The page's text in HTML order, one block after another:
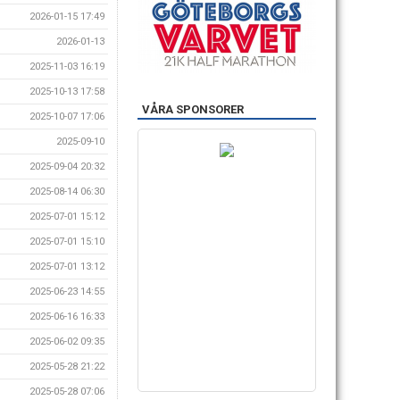
2026-01-15 17:49
2026-01-13
2025-11-03 16:19
2025-10-13 17:58
2025-10-07 17:06
2025-09-10
2025-09-04 20:32
2025-08-14 06:30
2025-07-01 15:12
2025-07-01 15:10
2025-07-01 13:12
2025-06-23 14:55
2025-06-16 16:33
2025-06-02 09:35
2025-05-28 21:22
2025-05-28 07:06
VÅRA SPONSORER